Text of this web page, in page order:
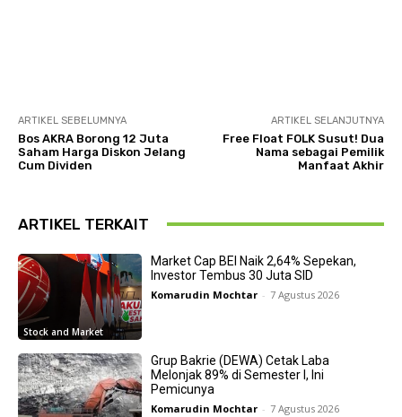
ARTIKEL SEBELUMNYA
Bos AKRA Borong 12 Juta
Saham Harga Diskon Jelang
Cum Dividen
ARTIKEL SELANJUTNYA
Free Float FOLK Susut! Dua
Nama sebagai Pemilik
Manfaat Akhir
ARTIKEL TERKAIT
Stock and Market
Market Cap BEI Naik 2,64% Sepekan,
Investor Tembus 30 Juta SID
Komarudin Mochtar - 7 Agustus 2026
Grup Bakrie (DEWA) Cetak Laba
Melonjak 89% di Semester I, Ini
Pemicunya
Komarudin Mochtar - 7 Agustus 2026